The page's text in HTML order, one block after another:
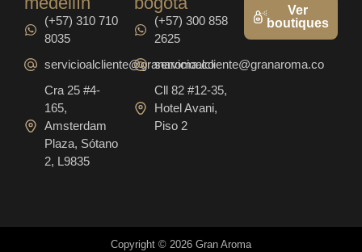
(+57) 310 710
8035
servicioalcliente@granaroma.co
Cra 25 #4-
165,
Amsterdam
Plaza, Sótano
2, L9835
(+57) 300 858
2625
servicioalcliente@granaroma.co
Cll 82 #12-35,
Hotel Avani,
Piso 2
Ver
boutiques
Copyright © 2026 Gran Aroma